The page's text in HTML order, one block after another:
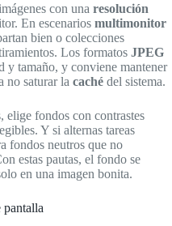
con una resolución
En escenarios multimonitor
bien o colecciones
Los formatos JPEG
y tamaño, y conviene mantener
no saturar la caché del sistema.
elige fondos con contrastes
Y si alternas tareas
fondos neutros que no
estas pautas, el fondo se
en una imagen bonita.
pantalla